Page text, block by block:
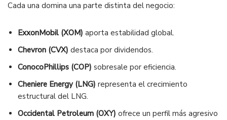
Cada una domina una parte distinta del negocio:
ExxonMobil (XOM) aporta estabilidad global.
Chevron (CVX) destaca por dividendos.
ConocoPhillips (COP) sobresale por eficiencia.
Cheniere Energy (LNG) representa el crecimiento
estructural del LNG.
Occidental Petroleum (OXY) ofrece un perfil más agresivo